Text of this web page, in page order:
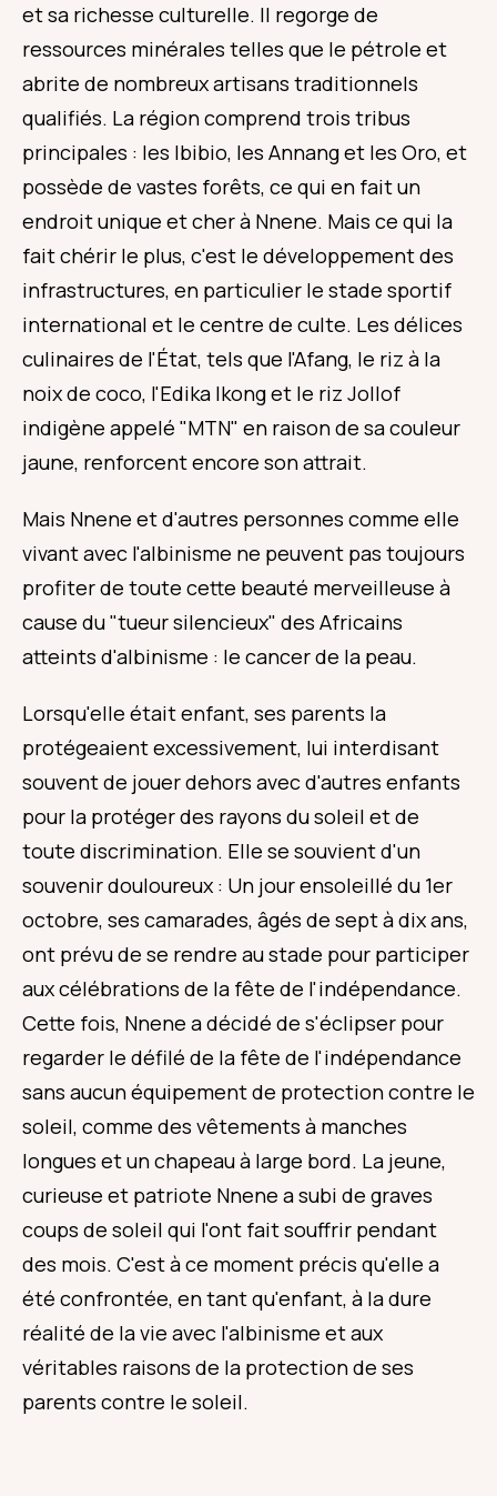
et sa richesse culturelle. Il regorge de
ressources minérales telles que le pétrole et
abrite de nombreux artisans traditionnels
qualifiés. La région comprend trois tribus
principales : les Ibibio, les Annang et les Oro, et
possède de vastes forêts, ce qui en fait un
endroit unique et cher à Nnene. Mais ce qui la
fait chérir le plus, c'est le développement des
infrastructures, en particulier le stade sportif
international et le centre de culte. Les délices
culinaires de l'État, tels que l'Afang, le riz à la
noix de coco, l'Edika Ikong et le riz Jollof
indigène appelé "MTN" en raison de sa couleur
jaune, renforcent encore son attrait.
Mais Nnene et d'autres personnes comme elle
vivant avec l'albinisme ne peuvent pas toujours
profiter de toute cette beauté merveilleuse à
cause du "tueur silencieux" des Africains
atteints d'albinisme : le cancer de la peau.
Lorsqu'elle était enfant, ses parents la
protégeaient excessivement, lui interdisant
souvent de jouer dehors avec d'autres enfants
pour la protéger des rayons du soleil et de
toute discrimination. Elle se souvient d'un
souvenir douloureux : Un jour ensoleillé du 1er
octobre, ses camarades, âgés de sept à dix ans,
ont prévu de se rendre au stade pour participer
aux célébrations de la fête de l'indépendance.
Cette fois, Nnene a décidé de s'éclipser pour
regarder le défilé de la fête de l'indépendance
sans aucun équipement de protection contre le
soleil, comme des vêtements à manches
longues et un chapeau à large bord. La jeune,
curieuse et patriote Nnene a subi de graves
coups de soleil qui l'ont fait souffrir pendant
des mois. C'est à ce moment précis qu'elle a
été confrontée, en tant qu'enfant, à la dure
réalité de la vie avec l'albinisme et aux
véritables raisons de la protection de ses
parents contre le soleil.